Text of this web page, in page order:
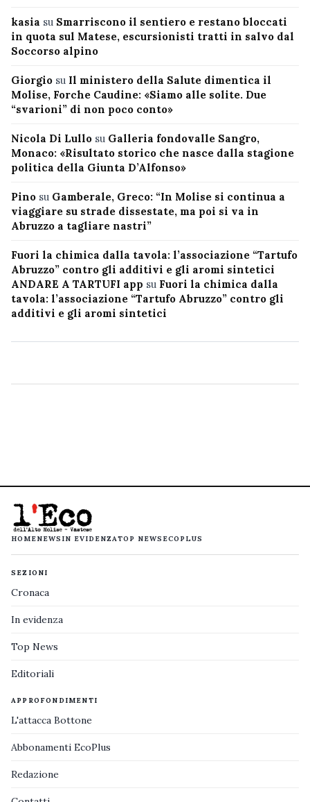
kasia su Smarriscono il sentiero e restano bloccati
in quota sul Matese, escursionisti tratti in salvo dal
Soccorso alpino
Giorgio su Il ministero della Salute dimentica il
Molise, Forche Caudine: «Siamo alle solite. Due
“svarioni” di non poco conto»
Nicola Di Lullo su Galleria fondovalle Sangro,
Monaco: «Risultato storico che nasce dalla stagione
politica della Giunta D’Alfonso»
Pino su Gamberale, Greco: “In Molise si continua a
viaggiare su strade dissestate, ma poi si va in
Abruzzo a tagliare nastri”
Fuori la chimica dalla tavola: l’associazione “Tartufo
Abruzzo” contro gli additivi e gli aromi sintetici
ANDARE A TARTUFI app su Fuori la chimica dalla
tavola: l’associazione “Tartufo Abruzzo” contro gli
additivi e gli aromi sintetici
HOMENEWS IN EVIDENZATOP NEWS ECOPLUS
SEZIONI
Cronaca
In evidenza
Top News
Editoriali
APPROFONDIMENTI
L'attacca Bottone
Abbonamenti EcoPlus
Redazione